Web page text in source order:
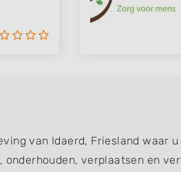
van Idaerd, Friesland waar
verplaatsen en